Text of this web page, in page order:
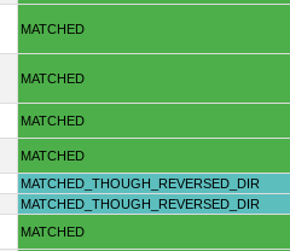
MATCHED
MATCHED
MATCHED
MATCHED
MATCHED_THOUGH_REVERSED_DIR
MATCHED_THOUGH_REVERSED_DIR
MATCHED